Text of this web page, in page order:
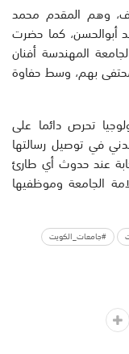
وهم المقدم محمد
أبوالحسن، كما حضرت
المهندسة أفنان
بهم، وسط حفاوة
تحرص دائما على
في توصيل رسالتها
عند حدوث أي طارئ
الجامعة وموظفيها
#جامعات_الكويت